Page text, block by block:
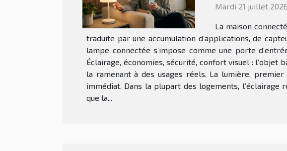
Mardi 21 juillet
La maison
traduite par une accumulation d’applications, de
lampe connectée s’impose comme une porte
Éclairage, économies, sécurité, confort visuel : l’objet
la ramenant à des usages réels. La lumière,
immédiat. Dans la plupart des logements,
que la...